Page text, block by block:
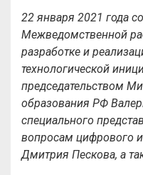
22 января 2021 года
Межведомственной
разработке и
технологической
председательством
образования РФ
специального
вопросам цифрового и
Дмитрия Пескова, а